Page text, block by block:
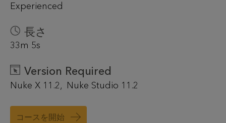
Experienced
長さ
33m 5s
Version Required
Nuke X 11.2 Nuke Studio 11.2
コースを開始